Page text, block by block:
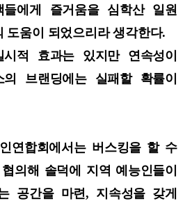
에게 즐거움을 심학산 일원
도움이 되었으리라 생각한다.
적 효과는 있지만 연속성이
브랜딩에는 실패할 확률이
연합회에서는 버스킹을 할 수
의해 솔덕에 지역 예능인들이
공간을 마련, 지속성을 갖게